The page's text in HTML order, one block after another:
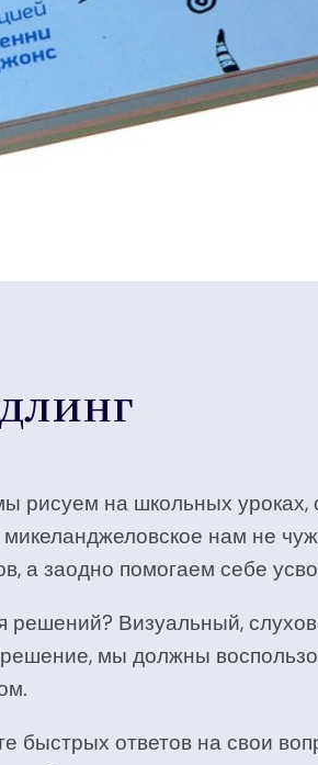
рисуем на школьных уроках,
нам не
а заодно помогаем себе
решений? Визуальный,
мы должны
быстрых ответов на свои